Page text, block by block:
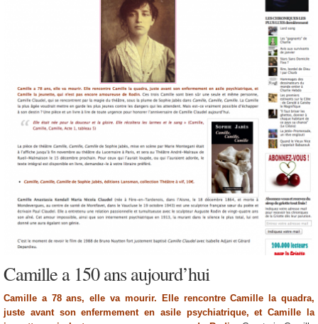
Camille a 150 ans aujourd’hui
Camille a 78 ans, elle va mourir. Elle rencontre Camille la quadra,
juste avant son enfermement en asile psychiatrique, et Camille la